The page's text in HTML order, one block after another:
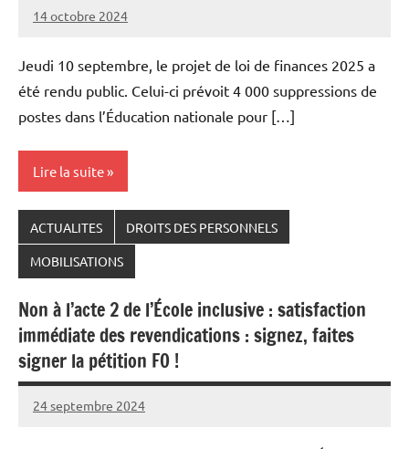
14 octobre 2024
Snudifo44
Jeudi 10 septembre, le projet de loi de finances 2025 a
été rendu public. Celui-ci prévoit 4 000 suppressions de
postes dans l’Éducation nationale pour […]
Lire la suite
ACTUALITES DROITS DES PERSONNELS
MOBILISATIONS
Non à l’acte 2 de l’École inclusive : satisfaction
immédiate des revendications : signez, faites
signer la pétition FO !
24 septembre 2024
Snudifo44